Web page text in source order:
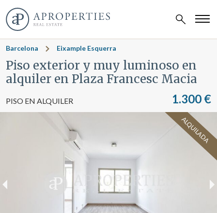
Barcelona Eixample Esquerra
Piso exterior y muy luminoso en
alquiler en Plaza Francesc Macia
PISO EN ALQUILER 1.300 €
ALQUILADA